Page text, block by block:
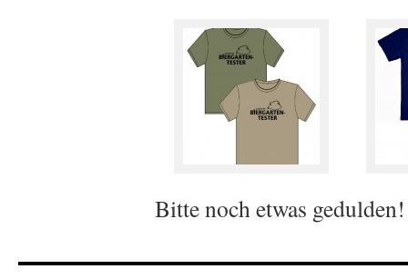
Bitte noch etwas gedulden!